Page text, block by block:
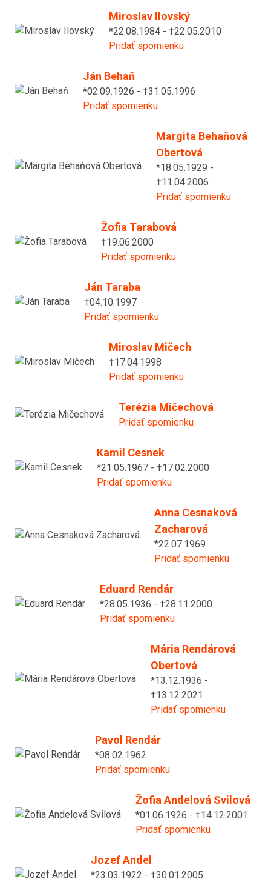
Miroslav Ilovský
*22.08.1984 - †22.05.2010
Pridať spomienku
Ján Behaň
*02.09.1926 - †31.05.1996
Pridať spomienku
Margita Behaňová
Obertová
*18.05.1929 -
†11.04.2006
Pridať spomienku
Žofia Tarabová
†19.06.2000
Pridať spomienku
Ján Taraba
†04.10.1997
Pridať spomienku
Miroslav Mičech
†17.04.1998
Pridať spomienku
Terézia Mičechová
Pridať spomienku
Kamil Cesnek
*21.05.1967 - †17.02.2000
Pridať spomienku
Anna Cesnaková
Zacharová
*22.07.1969
Pridať spomienku
Eduard Rendár
*28.05.1936 - †28.11.2000
Pridať spomienku
Mária Rendárová
Obertová
*13.12.1936 -
†13.12.2021
Pridať spomienku
Pavol Rendár
*08.02.1962
Pridať spomienku
Žofia Andelová Svilová
*01.06.1926 - †14.12.2001
Pridať spomienku
Jozef Andel
*23.03.1922 - †30.01.2005